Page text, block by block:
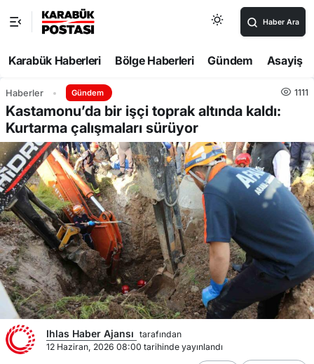
Haber Ara
Karabük Haberleri Bölge Haberleri Gündem Asayiş
Haberler Gündem 1111
Kastamonu’da bir işçi toprak altında kaldı:
Kurtarma çalışmaları sürüyor
Ihlas Haber Ajansı tarafından
12 Haziran, 2026 08:00 tarihinde yayınlandı